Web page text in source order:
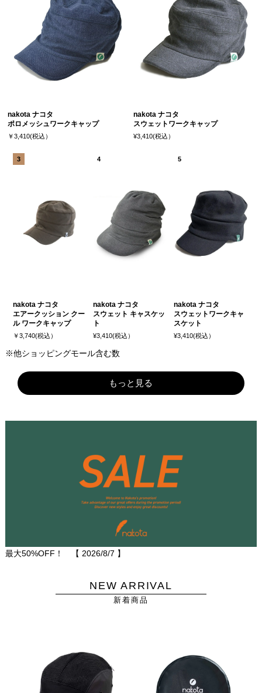
nakota ナコタ
ポロメッシュワークキャップ
￥3,410(税込）
nakota ナコタ
スウェットワークキャップ
¥3,410(税込）
nakota ナコタ
エアークッション クー
ル ワークキャップ
￥3,740(税込）
nakota ナコタ
スウェット キャスケッ
ト
¥3,410(税込）
nakota ナコタ
スウェットワークキャ
スケット
¥3,410(税込）
※他ショッピングモール含む数
もっと見る
最大50%OFF！ 【 2026/8/7 】
NEW ARRIVAL
新着商品